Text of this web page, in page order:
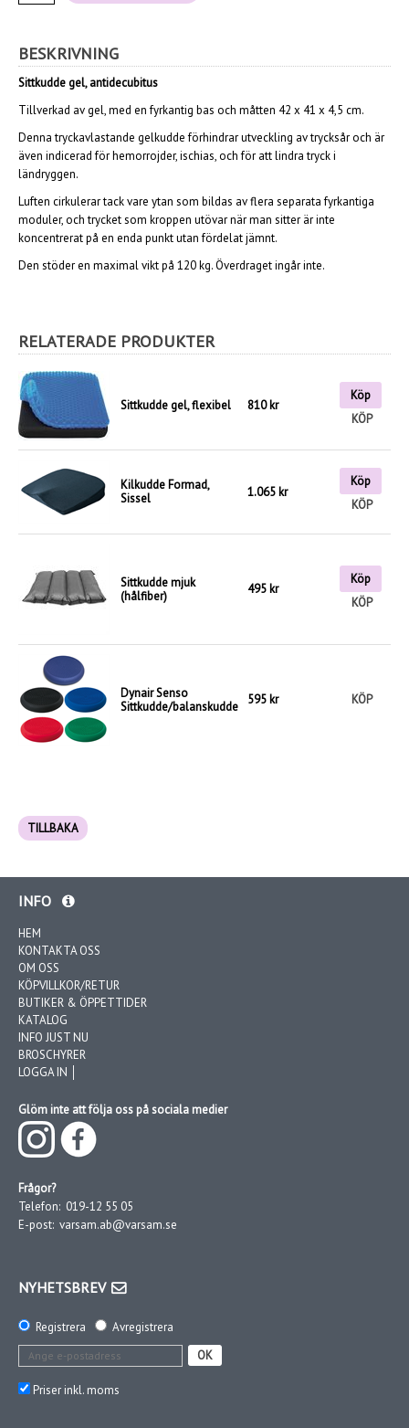
BESKRIVNING
Sittkudde gel, antidecubitus
Tillverkad av gel, med en fyrkantig bas och måtten 42 x 41 x 4,5 cm.
Denna tryckavlastande gelkudde förhindrar utveckling av trycksår ​​och är
även indicerad för hemorrojder, ischias, och för att lindra tryck i
ländryggen.
Luften cirkulerar tack vare ytan som bildas av flera separata fyrkantiga
moduler, och trycket som kroppen utövar när man sitter är inte
koncentrerat på en enda punkt utan fördelat jämnt.
Den stöder en maximal vikt på 120 kg. Överdraget ingår inte.
RELATERADE PRODUKTER
Sittkudde gel, flexibel 810 kr
Köp
KÖP
Kilkudde Formad,
Sissel
1.065 kr
Köp
KÖP
Sittkudde mjuk
(hålfiber)
495 kr
Köp
KÖP
Dynair Senso
Sittkudde/balanskudde
595 kr KÖP
TILLBAKA
INFO
HEM
KONTAKTA OSS
OM OSS
KÖPVILLKOR/RETUR
BUTIKER & ÖPPETTIDER
KATALOG
INFO JUST NU
BROSCHYRER
LOGGA IN │
Glöm inte att följa oss på sociala medier
Frågor?
Telefon: 019-12 55 05
E-post: varsam.ab@varsam.se
NYHETSBREV
Registrera
Avregistrera
OK
Priser inkl. moms